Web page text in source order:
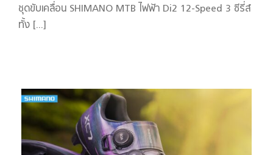
ชุดขับเคลื่อน SHIMANO MTB ไฟฟ้า Di2 12-Speed 3 ซีรี่ส์
ทั้ง [...]